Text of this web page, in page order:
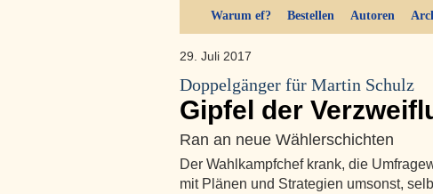
Warum ef? Bestellen Autoren
29. Juli 2017
Doppelgänger für Martin Schulz
Gipfel der
Ran an neue Wählerschichten
Der Wahlkampfchef krank, die
mit Plänen und Strategien umsonst,